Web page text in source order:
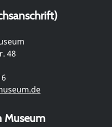
48
Museum